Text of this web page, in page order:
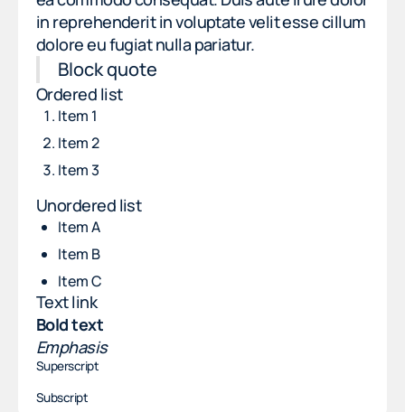
in reprehenderit in voluptate velit esse cillum
dolore eu fugiat nulla pariatur.
Block quote
Ordered list
Item 1
Item 2
Item 3
Unordered list
Item A
Item B
Item C
Text link
Bold text
Emphasis
Superscript
Subscript